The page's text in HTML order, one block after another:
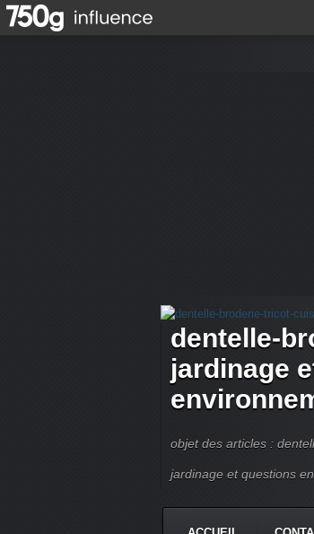
dentelle-
jardinage
objet des articles :
jardinage et questions